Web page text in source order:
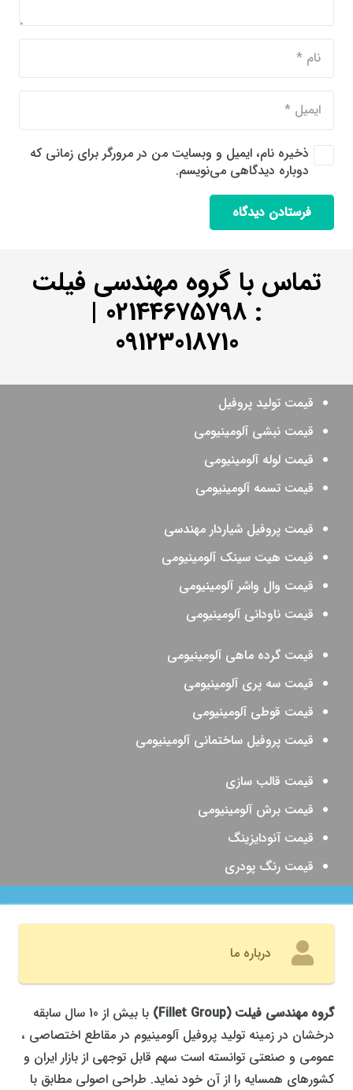
ذخیره نام، ایمیل و وبسایت من در مرورگر برای زمانی که
دوباره دیدگاهی می‌نویسم.
فرستادن دیدگاه
تماس با گروه مهندسی فیلت
:
02144675798
|
09123018710
قیمت تولید پروفیل
قیمت نبشی آلومینیومی
قیمت لوله آلومینیومی
قیمت تسمه آلومینیومی
قیمت پروفیل شیاردار مهندسی
قیمت هیت سینک آلومینیومی
قیمت وال واشر آلومینیومی
قیمت ناودانی آلومینیومی
قیمت گرده ماهی آلومینیومی
قیمت سه پری آلومینیومی
قیمت قوطی آلومینیومی
قیمت پروفیل ساختمانی آلومینیومی
قیمت قالب سازی
قیمت برش آلومینیومی
قیمت آنودایزینگ
قیمت رنگ پودری
درباره ما
گروه مهندسی فیلت (
Fillet Group
)
با بیش از 10 سال سابقه
درخشان در زمینه تولید پروفیل آلومینیوم در مقاطع اختصاصی ،
عمومی و صنعتی توانسته است سهم قابل توجهی از بازار ایران و
کشورهای همسایه را از آن خود نماید. طراحی اصولی مطابق با